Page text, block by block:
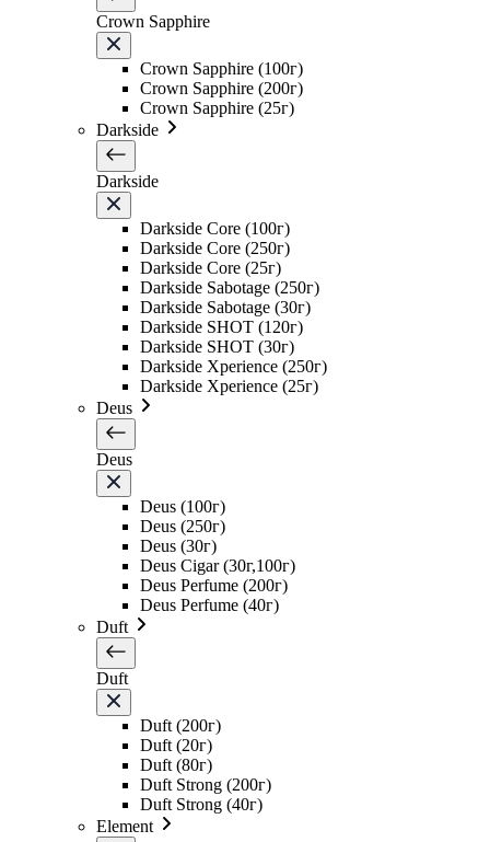
Crown Sapphire
Crown Sapphire (100г)
Crown Sapphire (200г)
Crown Sapphire (25г)
Darkside
Darkside
Darkside Core (100г)
Darkside Core (250г)
Darkside Core (25г)
Darkside Sabotage (250г)
Darkside Sabotage (30г)
Darkside SHOT (120г)
Darkside SHOT (30г)
Darkside Xperience (250г)
Darkside Xperience (25г)
Deus
Deus
Deus (100г)
Deus (250г)
Deus (30г)
Deus Cigar (30г,100г)
Deus Perfume (200г)
Deus Perfume (40г)
Duft
Duft
Duft (200г)
Duft (20г)
Duft (80г)
Duft Strong (200г)
Duft Strong (40г)
Element